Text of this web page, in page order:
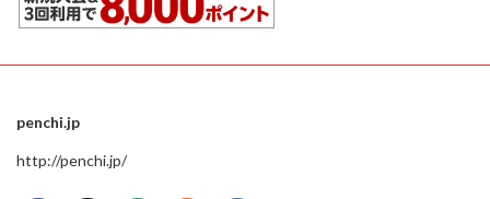
penchi.jp
http://penchi.jp/